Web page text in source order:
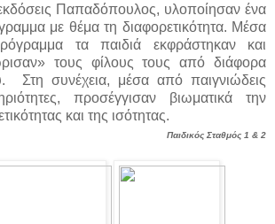
Παπαδόπουλος, υλοποίησαν ένα
με θέμα τη διαφορετικότητα. Μέσα
ταπαιδιά εκφράστηκαν και
τους φίλους τους από διάφορα
Στη συνέχεια, μέσα από παιγνιώδεις
προσέγγισαν βιωματικά την
και της ισότητας.
Παιδικός Σταθμός 1 & 2